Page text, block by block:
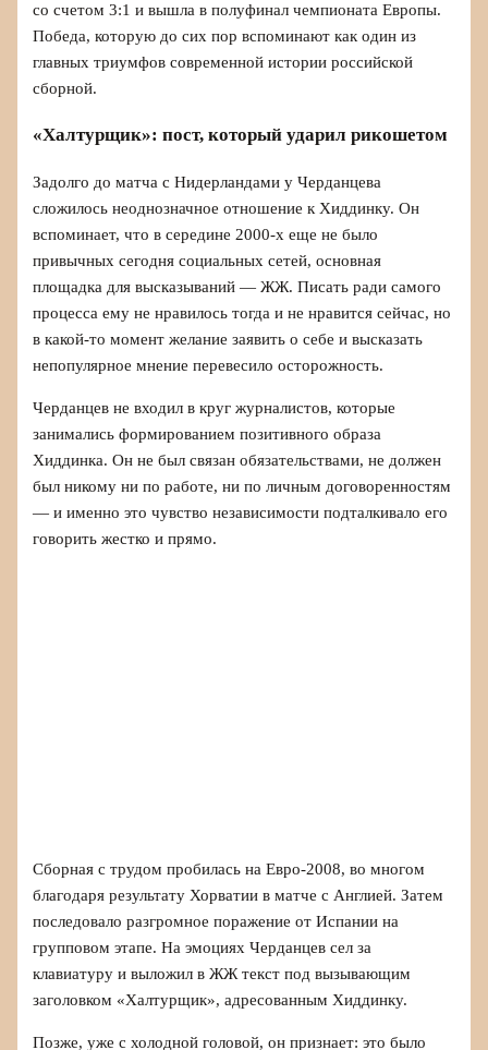
со счетом 3:1 и вышла в полуфинал чемпионата Европы.
Победа, которую до сих пор вспоминают как один из
главных триумфов современной истории российской
сборной.
«Халтурщик»: пост, который ударил рикошетом
Задолго до матча с Нидерландами у Черданцева
сложилось неоднозначное отношение к Хиддинку. Он
вспоминает, что в середине 2000‑х еще не было
привычных сегодня социальных сетей, основная
площадка для высказываний — ЖЖ. Писать ради самого
процесса ему не нравилось тогда и не нравится сейчас, но
в какой‑то момент желание заявить о себе и высказать
непопулярное мнение перевесило осторожность.
Черданцев не входил в круг журналистов, которые
занимались формированием позитивного образа
Хиддинка. Он не был связан обязательствами, не должен
был никому ни по работе, ни по личным договоренностям
— и именно это чувство независимости подталкивало его
говорить жестко и прямо.
Сборная с трудом пробилась на Евро‑2008, во многом
благодаря результату Хорватии в матче с Англией. Затем
последовало разгромное поражение от Испании на
групповом этапе. На эмоциях Черданцев сел за
клавиатуру и выложил в ЖЖ текст под вызывающим
заголовком «Халтурщик», адресованным Хиддинку.
Позже, уже с холодной головой, он признает: это было